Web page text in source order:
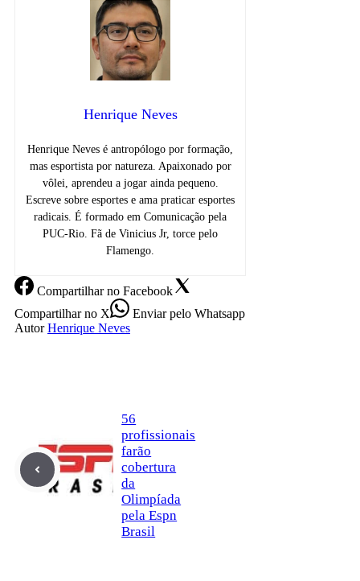
Henrique Neves
Henrique Neves é antropólogo por formação,
mas esportista por natureza. Apaixonado por
vôlei, aprendeu a jogar ainda pequeno.
Escreve sobre esportes e ama praticar esportes
radicais. É formado em Comunicação pela
PUC-Rio. Fã de Vinicius Jr, torce pelo
Flamengo.
Compartilharno Facebook
Compartilharno X Enviarpelo Whatsapp
Autor Henrique Neves
56
profissionais
farão
cobertura
da
Olimpíada
pela Espn
Brasil